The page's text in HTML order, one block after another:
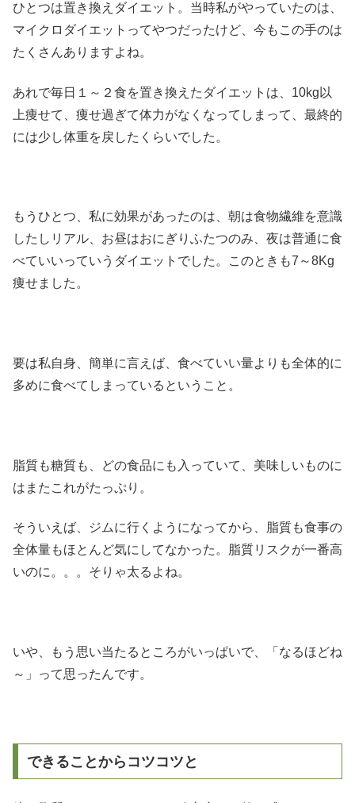
ひとつは置き換えダイエット。当時私がやっていたのは、
マイクロダイエットってやつだったけど、今もこの手のは
たくさんありますよね。
あれで毎日１～２食を置き換えたダイエットは、10kg以
上痩せて、痩せ過ぎて体力がなくなってしまって、最終的
には少し体重を戻したくらいでした。
もうひとつ、私に効果があったのは、朝は食物繊維を意識
したしリアル、お昼はおにぎりふたつのみ、夜は普通に食
べていいっていうダイエットでした。このときも7～8Kg
痩せました。
要は私自身、簡単に言えば、食べていい量よりも全体的に
多めに食べてしまっているということ。
脂質も糖質も、どの食品にも入っていて、美味しいものに
はまたこれがたっぷり。
そういえば、ジムに行くようになってから、脂質も食事の
全体量もほとんど気にしてなかった。脂質リスクが一番高
いのに。。。そりゃ太るよね。
いや、もう思い当たるところがいっぱいで、「なるほどね
～」って思ったんです。
できることからコツコツと